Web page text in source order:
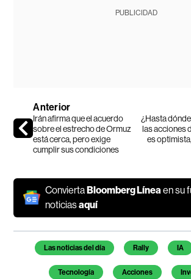
PUBLICIDAD
Anterior
Irán afirma que el acuerdo
sobre el estrecho de Ormuz
está cerca, pero exige
cumplir sus condiciones
¿Hasta
las acciones
es
ConviertaBloomberg Línea en su
noticiasaquí
Temas de este artículo
Las noticias del día Rally IA
Tecnología Acciones